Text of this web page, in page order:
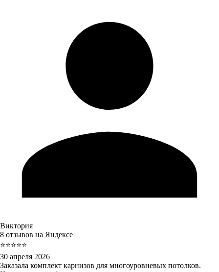
Виктория
8 отзывов на Яндексе
⭐⭐⭐⭐⭐
30 апреля 2026
Заказала комплект карнизов для многоуровневых потолков.